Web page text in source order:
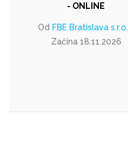
- ONLINE
Od FBE Bratislava s.r.o.
Začína 18.11.2026